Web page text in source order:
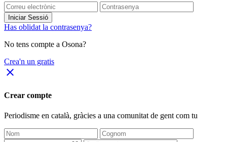
Iniciar Sessió
Has oblidat la contrasenya?
No tens compte a Osona?
Crea'n un gratis
close
Crear compte
Periodisme en català, gràcies a una comunitat de gent com tu